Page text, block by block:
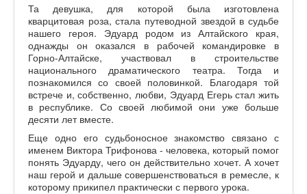
Та девушка, для которой была изготовлена
кварцитовая роза, стала путеводной звездой в судьбе
нашего героя. Эдуард родом из Алтайского края,
однажды он оказался в рабочей командировке в
Горно-Алтайске, участвовал в строительстве
национального драматического театра. Тогда и
познакомился со своей половинкой. Благодаря той
встрече и, собственно, любви, Эдуард Егерь стал жить
в республике. Со своей любимой они уже больше
десяти лет вместе.
Еще одно его судьбоносное знакомство связано с
именем Виктора Трифонова - человека, который помог
понять Эдуарду, чего он действительно хочет. А хочет
наш герой и дальше совершенствоваться в ремесле, к
которому прикипел практически с первого урока.